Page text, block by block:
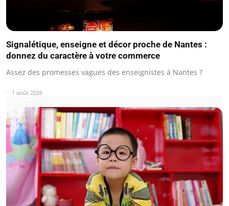
Signalétique, enseigne et décor proche de Nantes :
donnez du caractère à votre commerce
Assez des promesses vagues des enseignistes à Nantes ?
1 août 2026